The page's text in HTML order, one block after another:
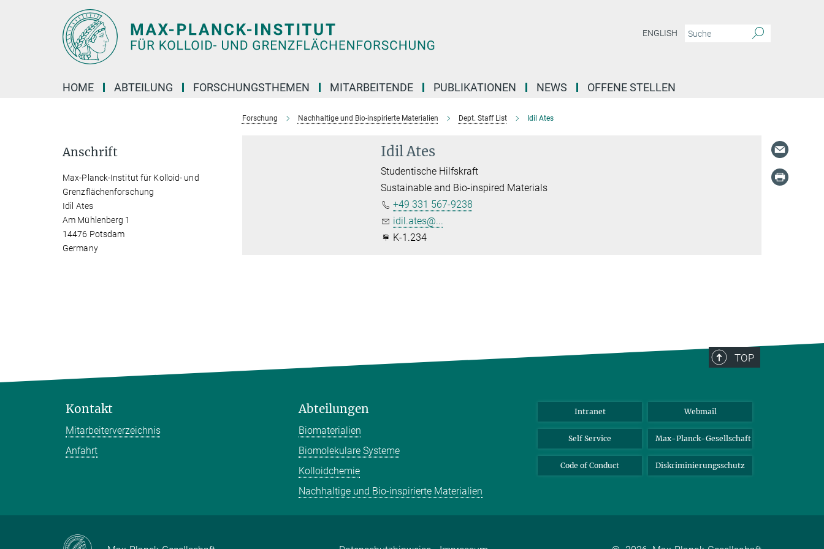
ENGLISH
HOME ABTEILUNG FORSCHUNGSTHEMEN MITARBEITENDE PUBLIKATIONEN NEWS OFFENE STELLEN
Forschung Nachhaltige und Bio-inspirierte Materialien Dept. Staff List Idil Ates
Idil Ates
Studentische Hilfskraft
Sustainable and Bio-inspired Materials
+49 331 567-9238
idil.ates@...
K-1.234
Anschrift
Max-Planck-Institut für Kolloid- und
Grenzflächenforschung
Idil Ates
Am Mühlenberg 1
14476 Potsdam
Germany
TOP
Kontakt
Mitarbeiterverzeichnis
Anfahrt
Abteilungen
Biomaterialien
Biomolekulare Systeme
Kolloidchemie
Nachhaltige und Bio-inspirierte Materialien
Intranet Webmail
Self Service Max-Planck-Gesellschaft
Code of Conduct Diskriminierungsschutz